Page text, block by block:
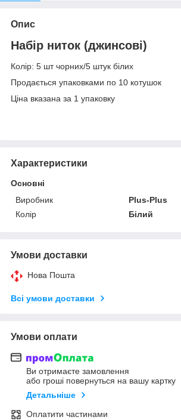
Опис
Набір ниток (джинсові)
Колір: 5 шт чорних/5 штук білих
Продається упаковками по 10 котушок
Ціна вказана за 1 упаковку
Характеристики
Основні
Виробник
Plus-Plus
Колір
Білий
Умови доставки
Нова Пошта
Всі умови доставки
Умови оплати
Ви отримаєте замовлення
або гроші повернуться на вашу картку
Детальніше
Оплатити частинами